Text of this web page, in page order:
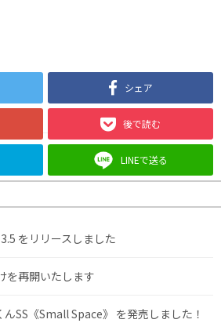
シェア
後で読む
LINEで送る
をリリースしました
を再開いたします
んSS《Small Space》 を発売しました！